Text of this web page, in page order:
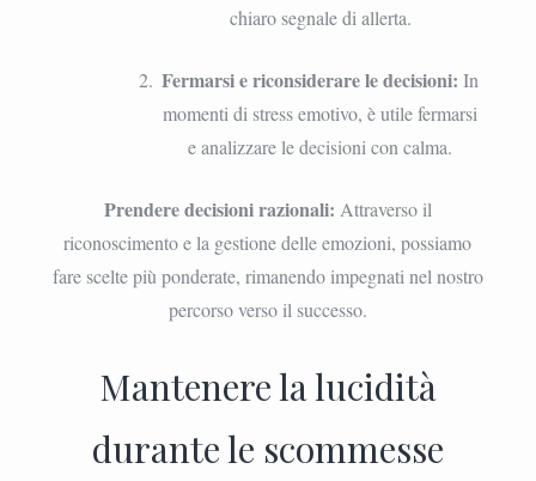
chiaro segnale di allerta.
Fermarsi e riconsiderare le decisioni: In
momenti di stress emotivo, è utile fermarsi
e analizzare le decisioni con calma.
Prendere decisioni razionali: Attraverso il
riconoscimento e la gestione delle emozioni, possiamo
fare scelte più ponderate, rimanendo impegnati nel nostro
percorso verso il successo.
Mantenere la lucidità
durante le scommesse